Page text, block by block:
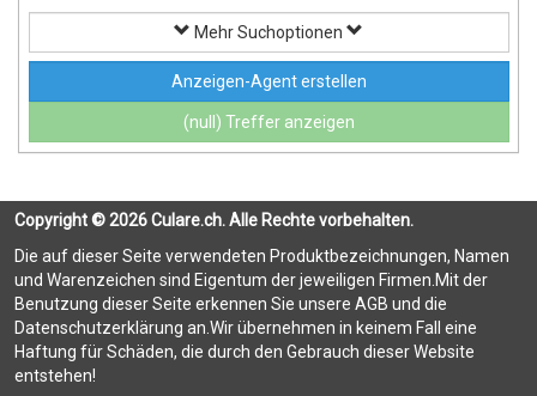
Mehr Suchoptionen
Anzeigen-Agent erstellen
(null) Treffer anzeigen
Copyright © 2026 Culare.ch. Alle Rechte vorbehalten.
Die auf dieser Seite verwendeten Produktbezeichnungen, Namen
und Warenzeichen sind Eigentum der jeweiligen Firmen.Mit der
Benutzung dieser Seite erkennen Sie unsere AGB und die
Datenschutzerklärung an.Wir übernehmen in keinem Fall eine
Haftung für Schäden, die durch den Gebrauch dieser Website
entstehen!